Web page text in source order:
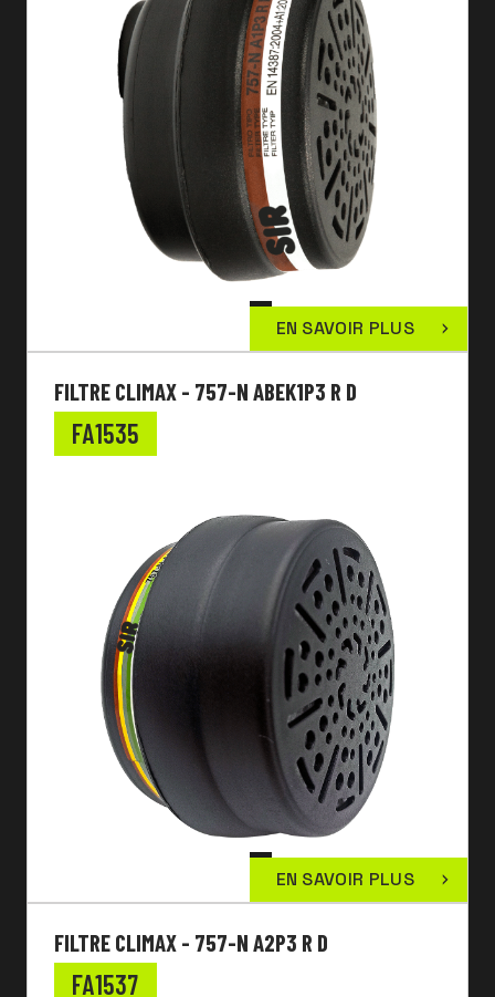
EN SAVOIR PLUS
FILTRE CLIMAX - 757-N ABEK1P3 R D
FA1535
EN SAVOIR PLUS
FILTRE CLIMAX - 757-N A2P3 R D
FA1537